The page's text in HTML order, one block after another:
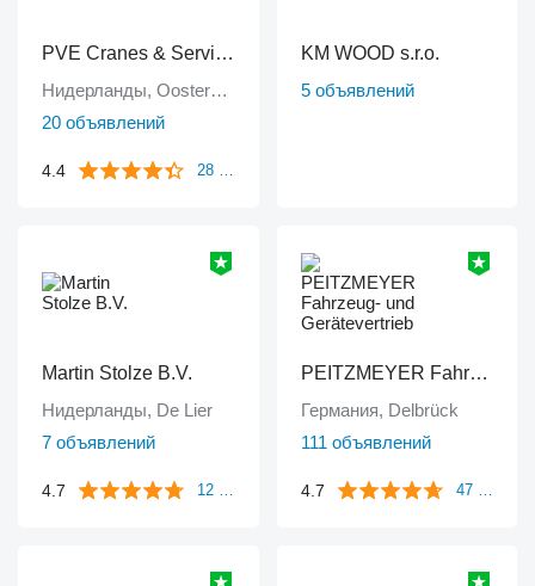
PVE Cranes & Services
Нидерланды, Oosterhout
20 объявлений
4.4 28 отзывов
KM WOOD s.r.o.
5 объявлений
Martin Stolze B.V.
Нидерланды, De Lier
7 объявлений
4.7 12 отзывов
PEITZMEYER Fahrzeug- und Gerätevertrieb
Германия, Delbrück
111 объявлений
4.7 47 отзывов